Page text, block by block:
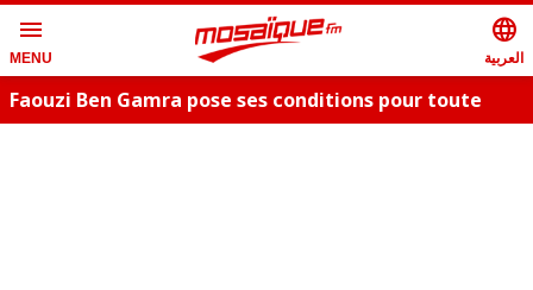
menu
MENU
language
العربية
Faouzi Ben Gamra pose ses conditions pour toute